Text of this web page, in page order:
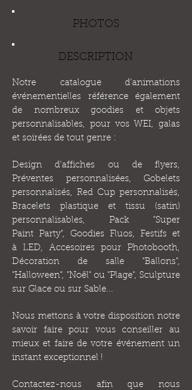
PHOTOS
DESCRIPTION
Notre catalogue d'animations
événementielles référence également
de nombreux goodies et objets
personnalisables, pour vos WEI, galas
et soirées de tout genre :
Design d'affiches ou de flyers,
Préventes personnalisées, Gobelets
personnalisés, Red Cup personnalisés,
Bracelets plastique et tissu (satin)
personnalisables, Pack "Super
Paint Party", Goodies Fluos, Festifs et
à LED, Accesoires pour Photobooth,
Décoration de salle "Ballons",
"Halloween", "Noël" ou "Plage", Sculpture
sur Glace ou sur Sable...
Nous mettons à votre disposition notre
savoir faire pour vous conseiller au
mieux et faire de votre événement un
instant exceptionnel !
Contactez-nous afin que nous